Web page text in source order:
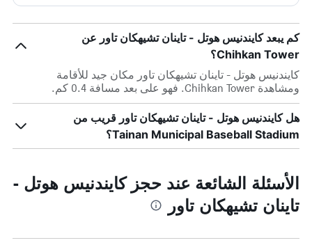
كم يبعد كايندنيس هوتل - تاينان تشيهكان تاور عن
Chihkan Tower؟
كايندنيس هوتل - تاينان تشيهكان تاور مكان جيد للأقامة
ومشاهدة Chihkan Tower. فهو على بعد مسافة 0.4 كم.
هل كايندنيس هوتل - تاينان تشيهكان تاور قريب من
Tainan Municipal Baseball Stadium؟
الأسئلة الشائعة عند حجز كايندنيس هوتل -
تاينان تشيهكان تاور